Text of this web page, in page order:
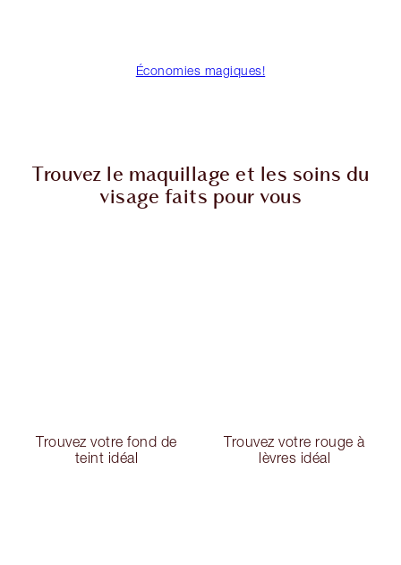
Économies magiques!
Trouvez le maquillage et les soins du
visage faits pour vous
Trouvez votre fond de
teint idéal
Trouvez votre rouge à
lèvres idéal